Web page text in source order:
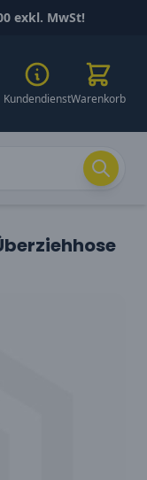
exkl. MwSt!
KundendienstWarenkorb